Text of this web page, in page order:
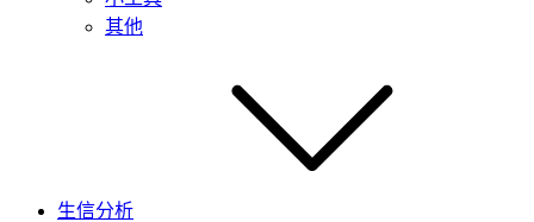
其他
生信分析